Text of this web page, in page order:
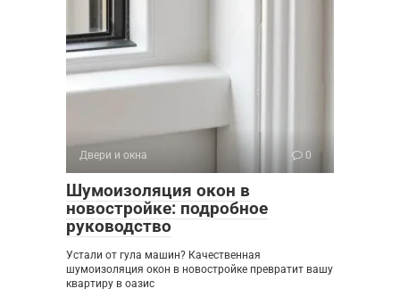
Двери и окна 0
Шумоизоляция окон в
новостройке: подробное
руководство
Устали от гула машин? Качественная
шумоизоляция окон в новостройке превратит вашу
квартиру в оазис